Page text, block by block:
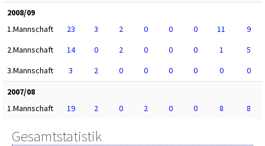
2008/09
1.Mannschaft
23 3 2 0 0 0 11
9
2.Mannschaft
14 0 2 0 0 0 1
5
3.Mannschaft
3 2 0 0 0 0 0
0
2007/08
1.Mannschaft
19 2 0 2 0 0 8 8
Gesamtstatistik